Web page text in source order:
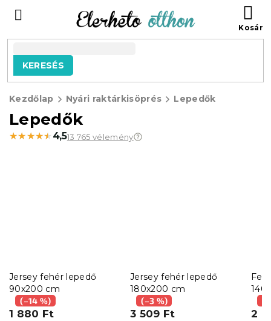
tartalomhoz
KERESÉS
Kezdőlap Nyári raktárkisöprés Lepedők
Lepedők
★★★★★
★★★★★ 4,513 765 vélemény
Jersey fehér lepedő
90x200 cm
(–14 %)
1 880 Ft
Jersey fehér lepedő
180x200 cm
(–3 %)
3 509 Ft 2